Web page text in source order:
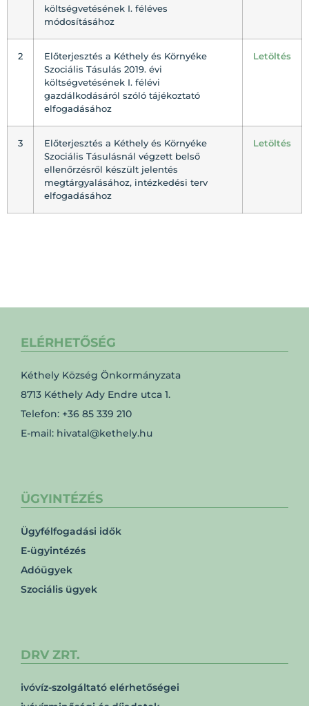
költségvetésének I. féléves
módosításához
2
Előterjesztés a Kéthely és Környéke
Szociális Tásulás 2019. évi
költségvetésének I. félévi
gazdálkodásáról szóló tájékoztató
elfogadásához
Letöltés
3
Előterjesztés a Kéthely és Környéke
Szociális Tásulásnál végzett belső
ellenőrzésről készült jelentés
megtárgyalásához, intézkedési terv
elfogadásához
Letöltés
ELÉRHETŐSÉG
Kéthely Község Önkormányzata
8713 Kéthely Ady Endre utca 1.
Telefon: +36 85 339 210
E-mail: hivatal@kethely.hu
ÜGYINTÉZÉS
Ügyfélfogadási idők
E-ügyintézés
Adóügyek
Szociális ügyek
DRV ZRT.
ivóvíz-szolgáltató elérhetőségei